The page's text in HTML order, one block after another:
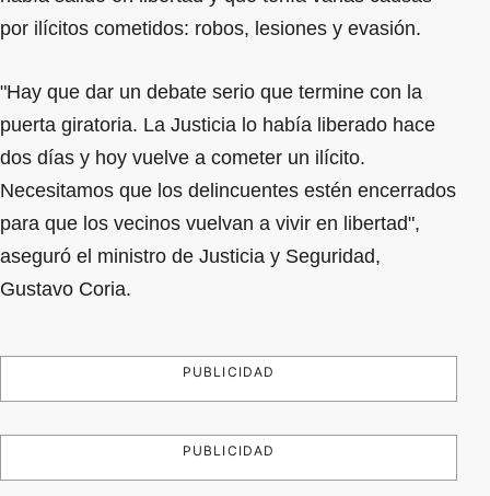
por ilícitos cometidos: robos, lesiones y evasión.
"Hay que dar un debate serio que termine con la
puerta giratoria. La Justicia lo había liberado hace
dos días y hoy vuelve a cometer un ilícito.
Necesitamos que los delincuentes estén encerrados
para que los vecinos vuelvan a vivir en libertad",
aseguró el ministro de Justicia y Seguridad,
Gustavo Coria.
PUBLICIDAD
PUBLICIDAD